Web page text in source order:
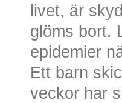
livet, är
glöms bort.
epidemier
Ett barn
veckor har